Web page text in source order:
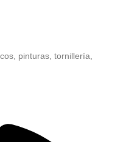
pinturas, tornillería,